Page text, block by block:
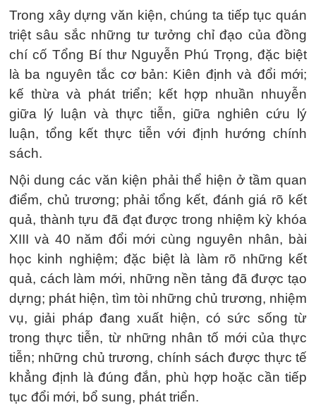
Trong xây dựng văn kiện, chúng ta tiếp tục quán
triệt sâu sắc những tư tưởng chỉ đạo của đồng
chí cố Tổng Bí thư Nguyễn Phú Trọng, đặc biệt
là ba nguyên tắc cơ bản: Kiên định và đổi mới;
kế thừa và phát triển; kết hợp nhuần nhuyễn
giữa lý luận và thực tiễn, giữa nghiên cứu lý
luận, tổng kết thực tiễn với định hướng chính
sách.
Nội dung các văn kiện phải thể hiện ở tầm quan
điểm, chủ trương; phải tổng kết, đánh giá rõ kết
quả, thành tựu đã đạt được trong nhiệm kỳ khóa
XIII và 40 năm đổi mới cùng nguyên nhân, bài
học kinh nghiệm; đặc biệt là làm rõ những kết
quả, cách làm mới, những nền tảng đã được tạo
dựng; phát hiện, tìm tòi những chủ trương, nhiệm
vụ, giải pháp đang xuất hiện, có sức sống từ
trong thực tiễn, từ những nhân tố mới của thực
tiễn; những chủ trương, chính sách được thực tế
khẳng định là đúng đắn, phù hợp hoặc cần tiếp
tục đổi mới, bổ sung, phát triển.